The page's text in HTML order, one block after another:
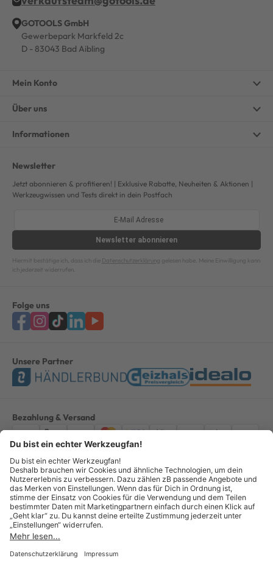
GOTOOLS GmbH
Gewerbepark Markfeld 2c
D - 83043 Bad Aibling
Mein Konto
Über uns
Informationen
Newsletter
Jetzt abonnieren & profitieren! | Exklusive Rabatte, Neuheiten & Aktionen |
Werkzeugwissen und Tests direkt in dein Postfach
Newsletter abonnieren
Hiermit bestätige ich, dass ich die Datenschutzerklärung gelesen habe. Meine Einwilligung kann
ich jederzeit widerrufen.
Folge uns
Unsere Partner
Bezahlung & Versand
ImpressumAGBDatenschutzWiderruf Vertrag widerrufen
Alle Preise verstehen sich inkl. ges. MwSt. *Kostenloser Versand innerhalb
Deutschlands, bei Bestellungen ab 100,00 Euro.
© Copyright 2026 GOTOOLS GmbH - Alle Rechte vorbehalten. powered by
createyourtemplate